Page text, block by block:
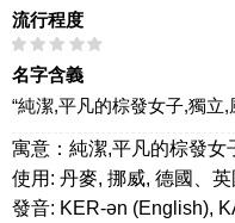
流行程度
名字含義
“純潔,平凡的棕發女子,獨立,
寓意：純潔,平凡的棕發女
使用: 丹麥, 挪威, 德國、英
發音: KER-ən (English),